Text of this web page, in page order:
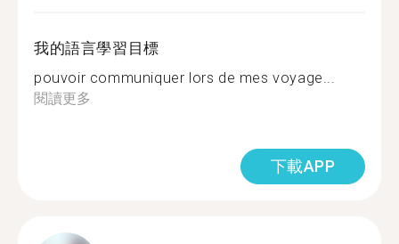
我的語言學習目標
pouvoir communiquer lors de mes voyage...
閱讀更多
下載APP